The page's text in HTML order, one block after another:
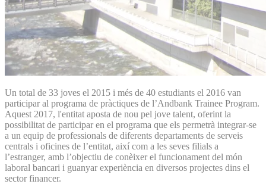
Un total de 33 joves el 2015 i més de 40 estudiants el 2016 van
participar al programa de pràctiques de l’Andbank Trainee Program.
Aquest 2017, l'entitat aposta de nou pel jove talent, oferint la
possibilitat de participar en el programa que els permetrà integrar-se
a un equip de professionals de diferents departaments de serveis
centrals i oficines de l’entitat, així com a les seves filials a
l’estranger, amb l’objectiu de conèixer el funcionament del món
laboral bancari i guanyar experiència en diversos projectes dins el
sector financer.